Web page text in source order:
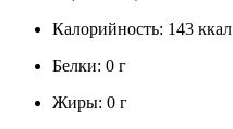
Калорийность: 143 ккал
Белки: 0 г
Жиры: 0 г